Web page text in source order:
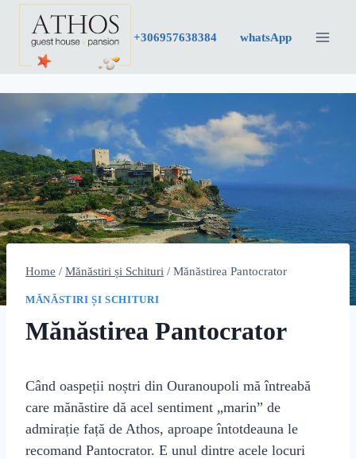
Skip
content
+306957638384 whatsApp
Home / Mănăstiri și Schituri / Mănăstirea Pantocrator
MĂNĂSTIRI ȘI SCHITURI
Mănăstirea Pantocrator
Când oaspeții noștri din Ouranoupoli mă întreabă
care mănăstire dă acel sentiment „marin” de
admirație față de Athos, aproape întotdeauna le
recomand Pantocrator. E unul dintre acele locuri